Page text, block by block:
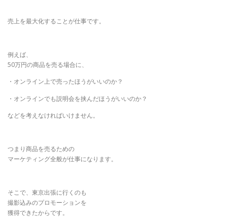
売上を最大化することが仕事です。
例えば、
50万円の商品を売る場合に、
・オンライン上で売ったほうがいいのか？
・オンラインでも説明会を挟んだほうがいいのか？
などを考えなければいけません。
つまり商品を売るための
マーケティング全般が仕事になります。
そこで、東京出張に行くのも
撮影込みのプロモーションを
獲得できたからです。